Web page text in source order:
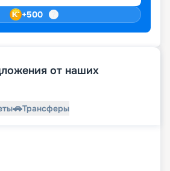
+500
от наших
🚗Трансферы